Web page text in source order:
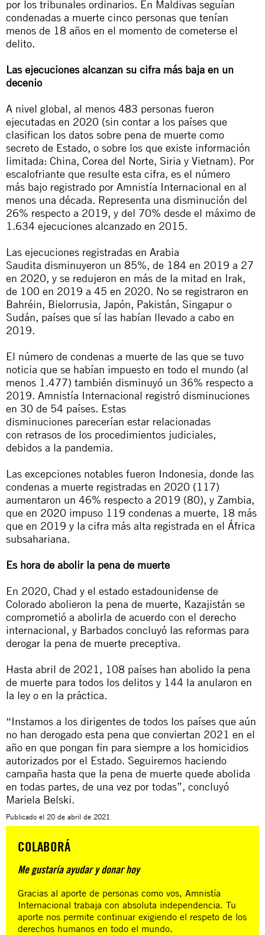
por los tribunales ordinarios. En Maldivas seguían
condenadas a muerte cinco personas que tenían
menos de 18 años en el momento de cometerse el
delito.
Las ejecuciones alcanzan su cifra más baja en un
decenio
A nivel global, al menos 483 personas fueron
ejecutadas en 2020 (sin contar a los países que
clasifican los datos sobre pena de muerte como
secreto de Estado, o sobre los que existe información
limitada: China, Corea del Norte, Siria y Vietnam). Por
escalofriante que resulte esta cifra, es el número
más bajo registrado por Amnistía Internacional en al
menos una década. Representa una disminución del
26% respecto a 2019, y del 70% desde el máximo de
1.634 ejecuciones alcanzado en 2015.
Las ejecuciones registradas en Arabia
Saudita disminuyeron un 85%, de 184 en 2019 a 27
en 2020, y se redujeron en más de la mitad en Irak,
de 100 en 2019 a 45 en 2020. No se registraron en
Bahréin, Bielorrusia, Japón, Pakistán, Singapur o
Sudán, países que sí las habían llevado a cabo en
2019.
El número de condenas a muerte de las que se tuvo
noticia que se habían impuesto en todo el mundo (al
menos 1.477) también disminuyó un 36% respecto a
2019. Amnistía Internacional registró disminuciones
en 30 de 54 países. Estas
disminuciones parecerían estar relacionadas
con retrasos de los procedimientos judiciales,
debidos a la pandemia.
Las excepciones notables fueron Indonesia, donde las
condenas a muerte registradas en 2020 (117)
aumentaron un 46% respecto a 2019 (80), y Zambia,
que en 2020 impuso 119 condenas a muerte, 18 más
que en 2019 y la cifra más alta registrada en el África
subsahariana.
Es hora de abolir la pena de muerte
En 2020, Chad y el estado estadounidense de
Colorado abolieron la pena de muerte, Kazajistán se
comprometió a abolirla de acuerdo con el derecho
internacional, y Barbados concluyó las reformas para
derogar la pena de muerte preceptiva.
Hasta abril de 2021, 108 países han abolido la pena
de muerte para todos los delitos y 144 la anularon en
la ley o en la práctica.
“Instamos a los dirigentes de todos los países que aún
no han derogado esta pena que conviertan 2021 en el
año en que pongan fin para siempre a los homicidios
autorizados por el Estado. Seguiremos haciendo
campaña hasta que la pena de muerte quede abolida
en todas partes, de una vez por todas”, concluyó
Mariela Belski.
Publicado el 20 de abril de 2021
COLABORÁ
Me gustaría ayudar y donar hoy
Gracias al aporte de personas como vos, Amnistía
Internacional trabaja con absoluta independencia. Tu
aporte nos permite continuar exigiendo el respeto de los
derechos humanos en todo el mundo.